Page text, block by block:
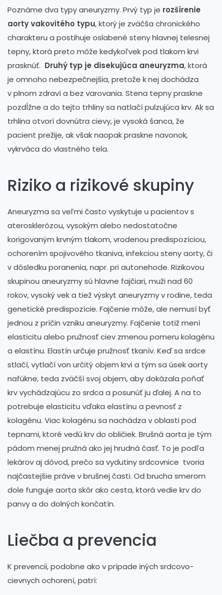
Poznáme dva typy aneuryzmy. Prvý typ je rozšírenie
aorty vakovitého typu, ktorý je zväčša chronického
charakteru a postihuje oslabené steny hlavnej telesnej
tepny, ktorá preto môže kedykoľvek pod tlakom krvi
prasknúť. Druhý typ je disekujúca aneuryzma, ktorá
je omnoho nebezpečnejšia, pretože k nej dochádza
v plnom zdraví a bez varovania. Stena tepny praskne
pozdĺžne a do tejto trhliny sa natlačí pulzujúca krv. Ak sa
trhlina otvorí dovnútra cievy, je vysoká šanca, že
pacient prežije, ak však naopak praskne navonok,
vykrváca do vlastného tela.
Riziko a rizikové skupiny
Aneuryzma sa veľmi často vyskytuje u pacientov s
aterosklerózou, vysokým alebo nedostatočne
korigovaným krvným tlakom, vrodenou predispozíciou,
ochorením spojivového tkaniva, infekciou steny aorty, či
v dôsledku poranenia, napr. pri autonehode. Rizikovou
skupinou aneuryzmy sú hlavne fajčiari, muži nad 60
rokov, vysoký vek a tiež výskyt aneuryzmy v rodine, teda
genetické predispozície. Fajčenie môže, ale nemusí byť
jednou z príčin vzniku aneuryzmy. Fajčenie totiž mení
elasticitu alebo pružnosť ciev zmenou pomeru kolagénu
a elastínu. Elastín určuje pružnosť tkanív. Keď sa srdce
stlačí, vytlačí von určitý objem krvi a tým sa úsek aorty
nafúkne, teda zväčší svoj objem, aby dokázala poňať
krv vychádzajúcu zo srdca a posunúť ju ďalej. A na to
potrebuje elasticitu vďaka elastínu a pevnosť z
kolagénu. Viac kolagénu sa nachádza v oblasti pod
tepnami, ktoré vedú krv do obličiek. Brušná aorta je tým
pádom menej pružná ako jej hrudná časť. To je podľa
lekárov aj dôvod, prečo sa vydutiny srdcovnice tvoria
najčastejšie práve v brušnej časti. Od brucha smerom
dole funguje aorta skôr ako cesta, ktorá vedie krv do
panvy a do dolných končatín.
Liečba a prevencia
K prevencii, podobne ako v prípade iných srdcovo-
cievnych ochorení, patrí: